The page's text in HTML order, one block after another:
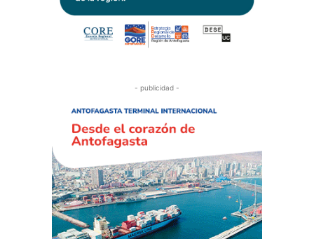
- publicidad -